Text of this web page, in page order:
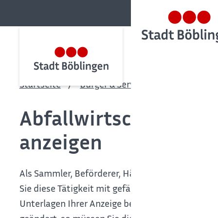
Startseite Bürger & Service
Abfallwirtschaftliche
anzeigen
Als Sammler, Beförderer, Händler und Makler
Sie diese Tätigkeit mit gefährlichen Abfällen
Unterlagen Ihrer Anzeige beifügen. Haben Sie